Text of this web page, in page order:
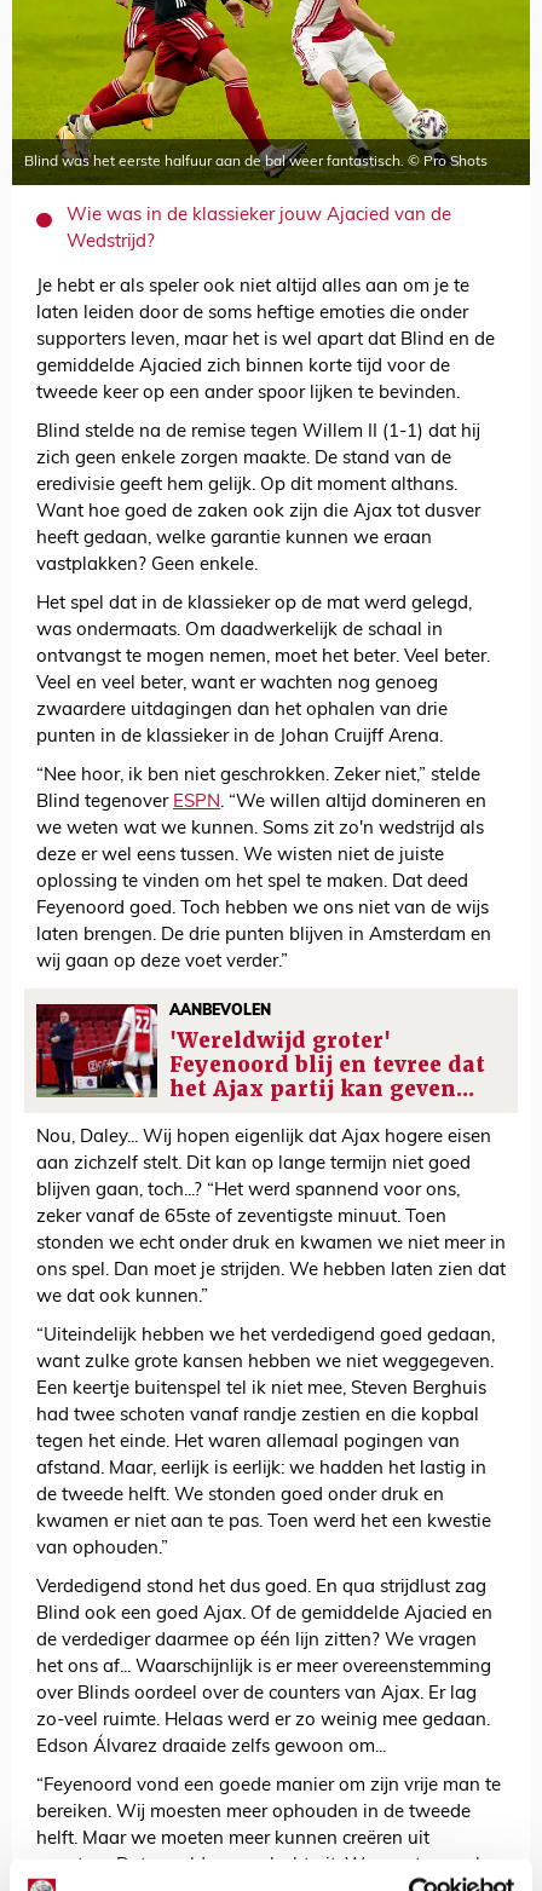
Blind was het eerste halfuur aan de bal weer fantastisch. © Pro Shots
Wie was in de klassieker jouw Ajacied van de
Wedstrijd?
Je hebt er als speler ook niet altijd alles aan om je te
laten leiden door de soms heftige emoties die onder
supporters leven, maar het is wel apart dat Blind en de
gemiddelde Ajacied zich binnen korte tijd voor de
tweede keer op een ander spoor lijken te bevinden.
Blind stelde na de remise tegen Willem II (1-1) dat hij
zich geen enkele zorgen maakte. De stand van de
eredivisie geeft hem gelijk. Op dit moment althans.
Want hoe goed de zaken ook zijn die Ajax tot dusver
heeft gedaan, welke garantie kunnen we eraan
vastplakken? Geen enkele.
Het spel dat in de klassieker op de mat werd gelegd,
was ondermaats. Om daadwerkelijk de schaal in
ontvangst te mogen nemen, moet het beter. Veel beter.
Veel en veel beter, want er wachten nog genoeg
zwaardere uitdagingen dan het ophalen van drie
punten in de klassieker in de Johan Cruijff Arena.
“Nee hoor, ik ben niet geschrokken. Zeker niet,” stelde
Blind tegenover ESPN. “We willen altijd domineren en
we weten wat we kunnen. Soms zit zo'n wedstrijd als
deze er wel eens tussen. We wisten niet de juiste
oplossing te vinden om het spel te maken. Dat deed
Feyenoord goed. Toch hebben we ons niet van de wijs
laten brengen. De drie punten blijven in Amsterdam en
wij gaan op deze voet verder.”
AANBEVOLEN
'Wereldwijd groter'
Feyenoord blij en tevree dat
het Ajax partij kan geven...
Nou, Daley... Wij hopen eigenlijk dat Ajax hogere eisen
aan zichzelf stelt. Dit kan op lange termijn niet goed
blijven gaan, toch...? “Het werd spannend voor ons,
zeker vanaf de 65ste of zeventigste minuut. Toen
stonden we echt onder druk en kwamen we niet meer in
ons spel. Dan moet je strijden. We hebben laten zien dat
we dat ook kunnen.”
“Uiteindelijk hebben we het verdedigend goed gedaan,
want zulke grote kansen hebben we niet weggegeven.
Een keertje buitenspel tel ik niet mee, Steven Berghuis
had twee schoten vanaf randje zestien en die kopbal
tegen het einde. Het waren allemaal pogingen van
afstand. Maar, eerlijk is eerlijk: we hadden het lastig in
de tweede helft. We stonden goed onder druk en
kwamen er niet aan te pas. Toen werd het een kwestie
van ophouden.”
Verdedigend stond het dus goed. En qua strijdlust zag
Blind ook een goed Ajax. Of de gemiddelde Ajacied en
de verdediger daarmee op één lijn zitten? We vragen
het ons af... Waarschijnlijk is er meer overeenstemming
over Blinds oordeel over de counters van Ajax. Er lag
zo-veel ruimte. Helaas werd er zo weinig mee gedaan.
Edson Álvarez draaide zelfs gewoon om...
“Feyenoord vond een goede manier om zijn vrije man te
bereiken. Wij moesten meer ophouden in de tweede
helft. Maar we moeten meer kunnen creëren uit